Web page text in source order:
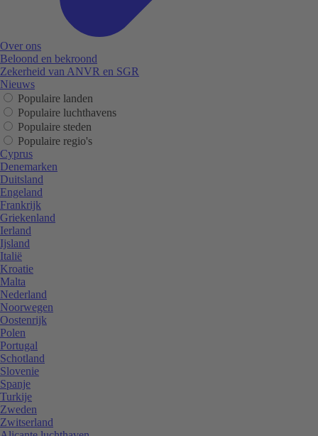
Over ons
Beloond en bekroond
Zekerheid van ANVR en SGR
Nieuws
Populaire landen
Populaire luchthavens
Populaire steden
Populaire regio's
Cyprus
Denemarken
Duitsland
Engeland
Frankrijk
Griekenland
Ierland
Ijsland
Italië
Kroatie
Malta
Nederland
Noorwegen
Oostenrijk
Polen
Portugal
Schotland
Slovenie
Spanje
Turkije
Zweden
Zwitserland